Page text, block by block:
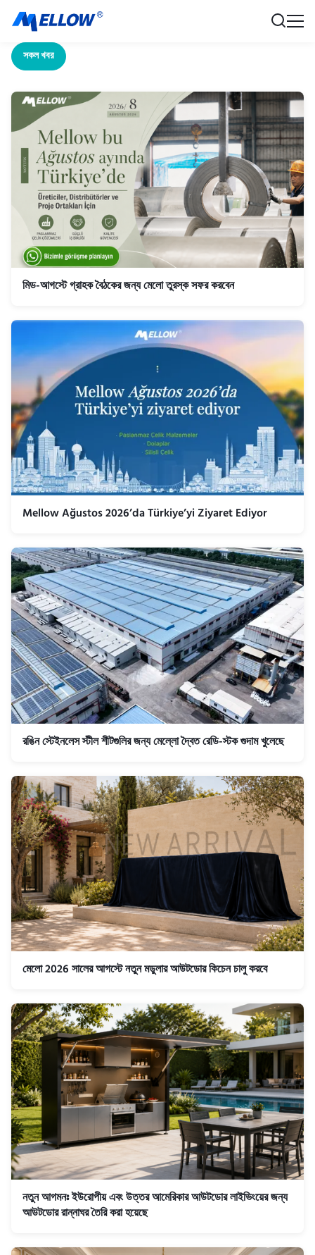
সকল খবর
মিড-আগস্টে গ্রাহক বৈঠকের জন্য মেলো তুরস্ক সফর করবেন
Mellow Ağustos 2026’da Türkiye’yi Ziyaret Ediyor
রঙিন স্টেইনলেস স্টীল শীটগুলির জন্য মেল্লো দ্বৈত রেডি-স্টক গুদাম খুলেছে
মেলো 2026 সালের আগস্টে নতুন মডুলার আউটডোর কিচেন চালু করবে
নতুন আগমনঃ ইউরোপীয় এবং উত্তর আমেরিকার আউটডোর লাইভিংয়ের জন্য
আউটডোর রান্নাঘর তৈরি করা হয়েছে